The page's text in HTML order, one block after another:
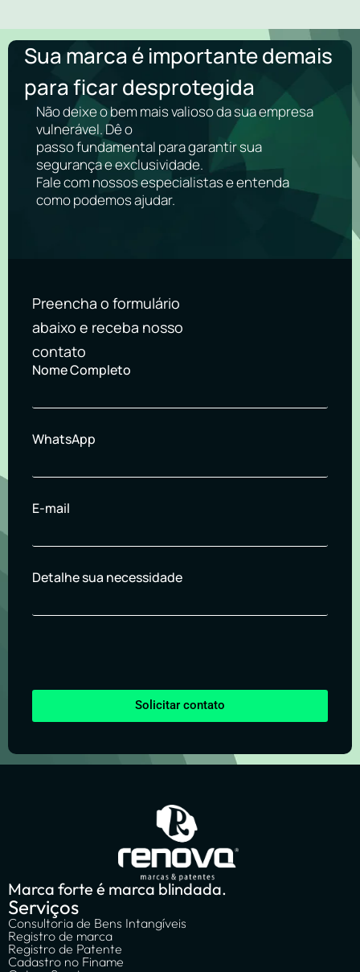
Sua marca é importante demais
para ficar desprotegida
Não deixe o bem mais valioso da sua empresa
vulnerável. Dê o
passo fundamental para garantir sua
segurança e exclusividade.
Fale com nossos especialistas e entenda
como podemos ajudar.
Preencha o formulário
abaixo e receba nosso
contato
Nome Completo
WhatsApp
E-mail
Detalhe sua necessidade
Solicitar contato
Marca forte é marca blindada.
Serviços
Consultoria de Bens Intangíveis
Registro de marca
Registro de Patente
Cadastro no Finame